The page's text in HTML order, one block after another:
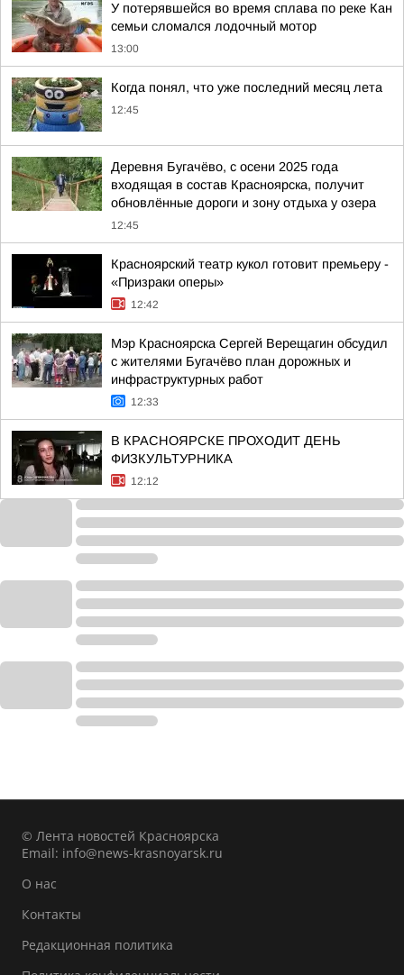
У потерявшейся во время сплава по реке Кан
семьи сломался лодочный мотор
13:00
Когда понял, что уже последний месяц лета
12:45
Деревня Бугачёво, с осени 2025 года
входящая в состав Красноярска, получит
обновлённые дороги и зону отдыха у озера
12:45
Красноярский театр кукол готовит премьеру -
«Призраки оперы»
12:42
Мэр Красноярска Сергей Верещагин обсудил
с жителями Бугачёво план дорожных и
инфраструктурных работ
12:33
В КРАСНОЯРСКЕ ПРОХОДИТ ДЕНЬ
ФИЗКУЛЬТУРНИКА
12:12
© Лента новостей Красноярска
Email: info@news-krasnoyarsk.ru
О нас
Контакты
Редакционная политика